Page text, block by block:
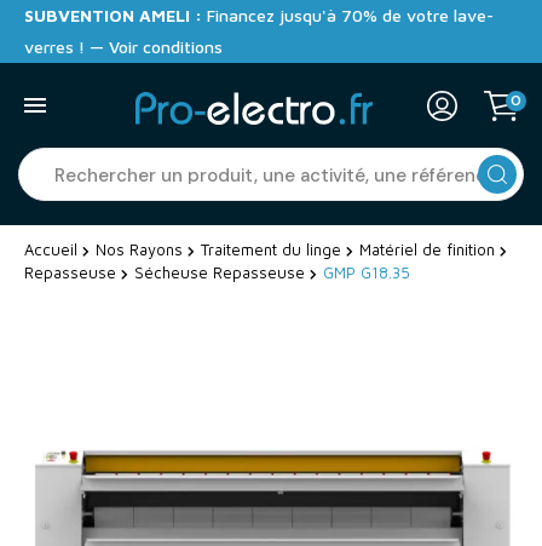
SUBVENTION AMELI : Financez jusqu'à 70% de votre lave-
verres ! — Voir conditions
0
Accueil Nos Rayons Traitement du linge
Matériel de finition
Repasseuse
Sécheuse Repasseuse GMP G18.35